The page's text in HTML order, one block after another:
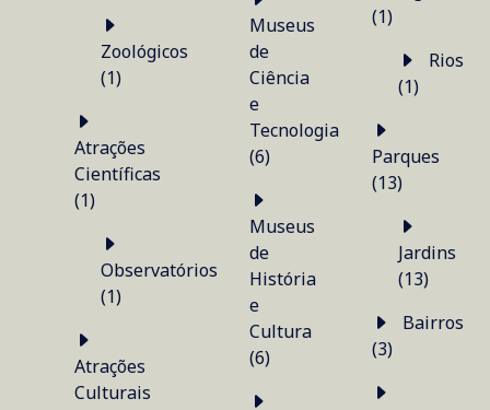
Zoológicos
(1)
Atrações
Científicas
(1)
Observatórios
(1)
Atrações
Culturais
Museus
de
Ciência
e
Tecnologia
(6)
Museus
de
História
e
Cultura
(6)
(1)
(1)
Parques
(13)
Jardins
(13)
(3)